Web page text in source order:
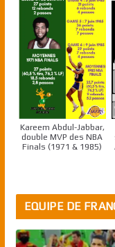
Kareem Abdul-Jabbar,
double MVP des NBA
Finals (1971 & 1985)
EQUIPE DE